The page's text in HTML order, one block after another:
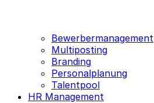
Bewerbermanagement
Multiposting
Branding
Personalplanung
Talentpool
HR Management